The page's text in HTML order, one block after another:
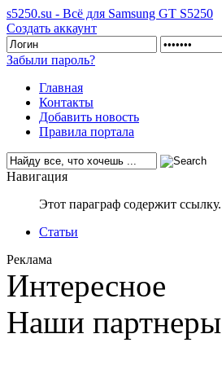
s5250.su - Всё для Samsung GT S5250
Создать аккаунт
Забыли пароль?
Главная
Контакты
Добавить новость
Правила портала
Навигация
Этот параграф содержит ссылку.
Статьи
Реклама
Интересное
Наши партнеры